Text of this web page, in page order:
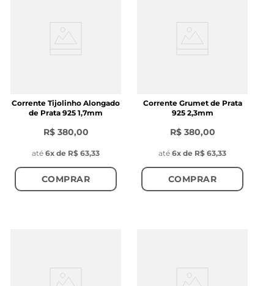
Corrente Tijolinho Alongado
de Prata 925 1,7mm
R$ 380,00
até 6x de R$ 63,33
COMPRAR
Corrente Grumet de Prata
925 2,3mm
R$ 380,00
até 6x de R$ 63,33
COMPRAR